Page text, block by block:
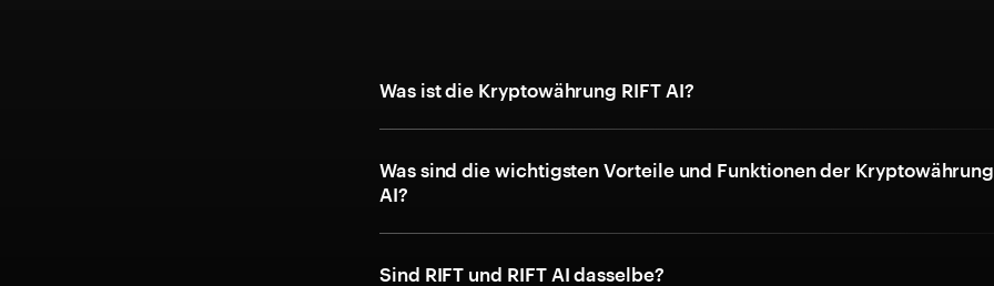
Was ist die Kryptowährung RIFT AI?
Was sind die wichtigsten Vorteile und Funktionen der Kryptowährung
AI?
Sind RIFT und RIFT AI dasselbe?